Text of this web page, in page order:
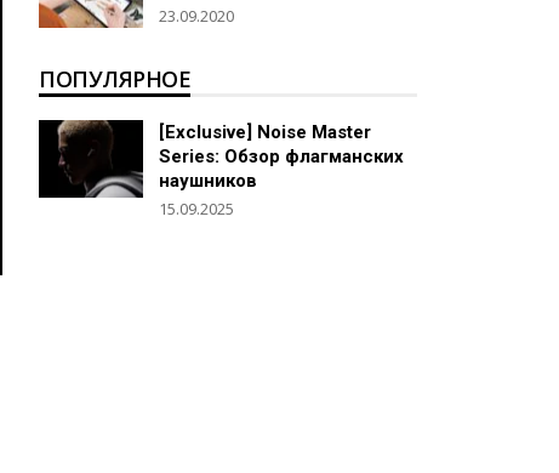
23.09.2020
ПОПУЛЯРНОЕ
[Exclusive] Noise Master
Series: Обзор флагманских
наушников
15.09.2025